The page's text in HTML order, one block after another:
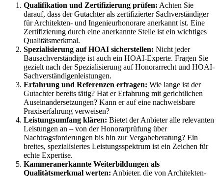
Qualifikation und Zertifizierung prüfen: Achten Sie
darauf, dass der Gutachter als zertifizierter Sachverständiger
für Architekten- und Ingenieurhonorare anerkannt ist. Eine
Zertifizierung durch eine anerkannte Stelle ist ein wichtiges
Qualitätsmerkmal.
Spezialisierung auf HOAI sicherstellen: Nicht jeder
Bausachverständige ist auch ein HOAI-Experte. Fragen Sie
gezielt nach der Spezialisierung auf Honorarrecht und HOAI-
Sachverständigenleistungen.
Erfahrung und Referenzen erfragen: Wie lange ist der
Gutachter bereits tätig? Hat er Erfahrung mit gerichtlichen
Auseinandersetzungen? Kann er auf eine nachweisbare
Praxiserfahrung verweisen?
Leistungsumfang klären: Bietet der Anbieter alle relevanten
Leistungen an – von der Honorarprüfung über
Nachtragsforderungen bis hin zur Vergabeberatung? Ein
breites, spezialisiertes Leistungsspektrum ist ein Zeichen für
echte Expertise.
Kammeranerkannte Weiterbildungen als
Qualitätsmerkmal werten: Anbieter, die von Architekten-